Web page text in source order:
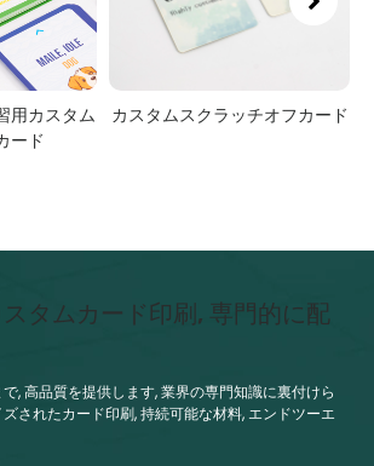
用カスタム
ード
カスタムスクラッチオフカード
タムカード印刷, 専門的に配
, 高品質を提供します, 業界の専門知識に裏付けら
されたカード印刷, 持続可能な材料, エンドツーエ